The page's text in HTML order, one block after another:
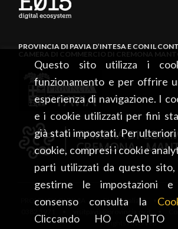
Questo sito utilizza i
funzionamento e per offrire
esperienza di navigazione. I
e i cookie utilizzati per fini
già stati impostati. Per
cookie, compresi i cookie
parti utilizzati da questo
gestirne le impostazioni
consenso consulta la
Cliccando HO CAPITO
PROVINCIA DI PAVIA D’INTESA E CON IL
CAMERA DI COMMERCIO DI CREMONA
PROVINCIA DI PAVIA • Piazza Italia, 2 •
rights reserved